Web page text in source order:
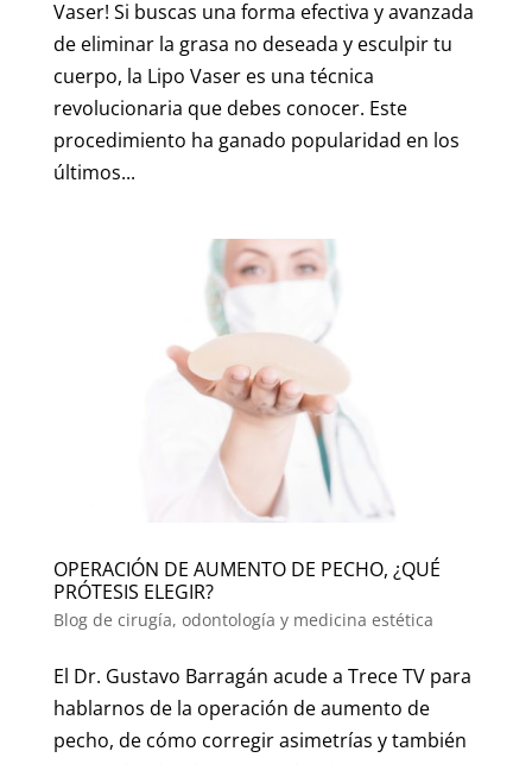
Vaser! Si buscas una forma efectiva y avanzada
de eliminar la grasa no deseada y esculpir tu
cuerpo, la Lipo Vaser es una técnica
revolucionaria que debes conocer. Este
procedimiento ha ganado popularidad en los
últimos...
OPERACIÓN DE AUMENTO DE PECHO, ¿QUÉ
PRÓTESIS ELEGIR?
Blog de cirugía, odontología y medicina estética
El Dr. Gustavo Barragán acude a Trece TV para
hablarnos de la operación de aumento de
pecho, de cómo corregir asimetrías y también